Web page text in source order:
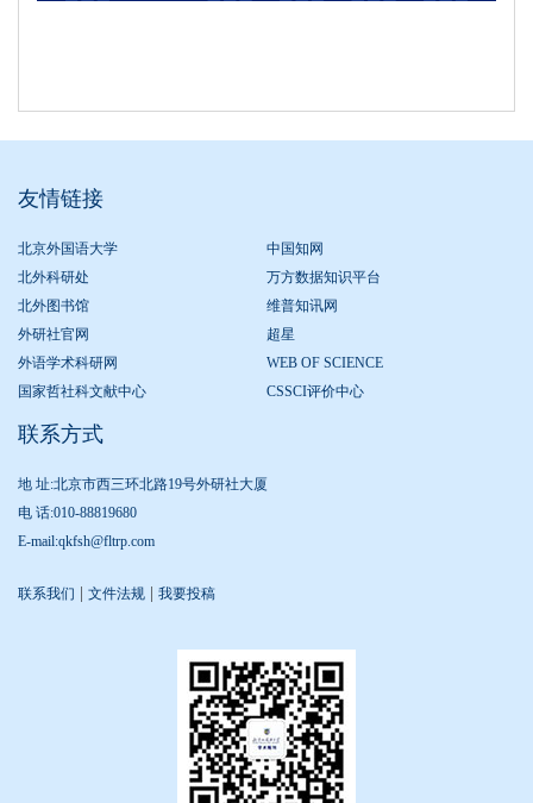
友情链接
北京外国语大学
中国知网
北外科研处
万方数据知识平台
北外图书馆
维普知讯网
外研社官网
超星
外语学术科研网
WEB OF SCIENCE
国家哲社科文献中心
CSSCI评价中心
联系方式
地 址:北京市西三环北路19号外研社大厦
电 话:010-88819680
E-mail:qkfsh@fltrp.com
联系我们 文件法规 我要投稿